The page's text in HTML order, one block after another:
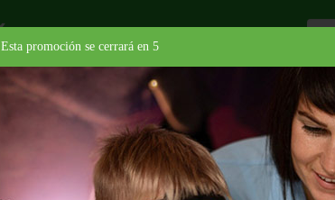
Provisiones Lácteos
Esta promoción se cerrará en 4